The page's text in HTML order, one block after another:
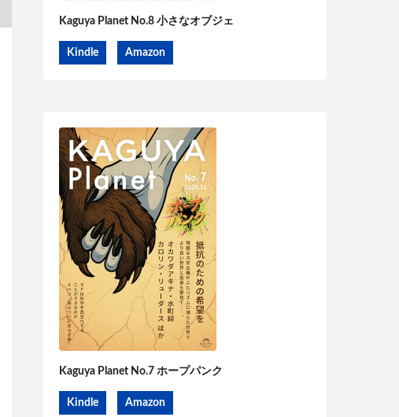
Kaguya Planet No.8 小さなオブジェ
Kindle Amazon
Kaguya Planet No.7 ホープパンク
Kindle Amazon